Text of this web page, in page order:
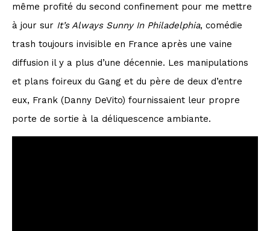
même profité du second confinement pour me mettre
à jour sur It’s Always Sunny In Philadelphia, comédie
trash toujours invisible en France après une vaine
diffusion il y a plus d’une décennie. Les manipulations
et plans foireux du Gang et du père de deux d’entre
eux, Frank (Danny DeVito) fournissaient leur propre
porte de sortie à la déliquescence ambiante.